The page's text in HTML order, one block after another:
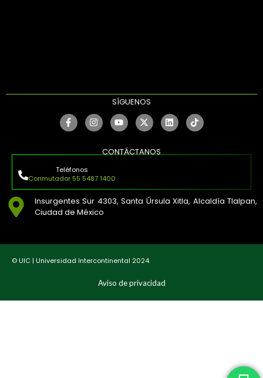
SÍGUENOS
CONTÁCTANOS
Teléfonos
Conmutador 55 5487 1400
Insurgentes Sur 4303, Santa Úrsula Xitla, Alcaldía Tlalpan,
Ciudad de México
© UIC | Universidad Intercontinental 2024.
Aviso de privacidad